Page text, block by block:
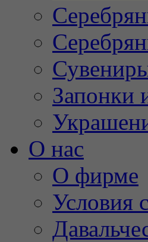
Запонки
О нас
О фирме
Условия